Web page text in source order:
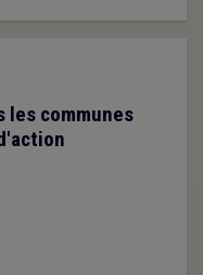
les communes